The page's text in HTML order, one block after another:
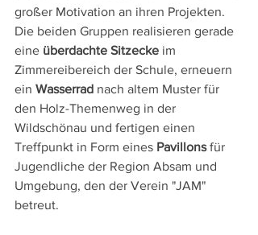
großer Motivation an ihren Projekten.
Die beiden Gruppen realisieren gerade
eine überdachte Sitzecke im
Zimmereibereich der Schule, erneuern
ein Wasserrad nach altem Muster für
den Holz-Themenweg in der
Wildschönau und fertigen einen
Treffpunkt in Form eines Pavillons für
Jugendliche der Region Absam und
Umgebung, den der Verein "JAM"
betreut.